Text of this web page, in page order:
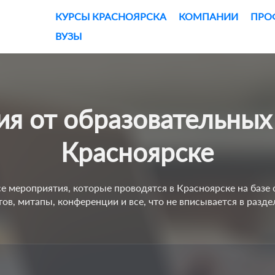
КУРСЫ КРАСНОЯРСКА КОМПАНИИ
ВУЗЫ
Красноярске
мероприятия, которые проводятся в Красноярске на
митапы, конференции и все, что не вписывается в